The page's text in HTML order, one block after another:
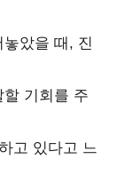
았을 때, 진
기회를 주
고 있다고 느